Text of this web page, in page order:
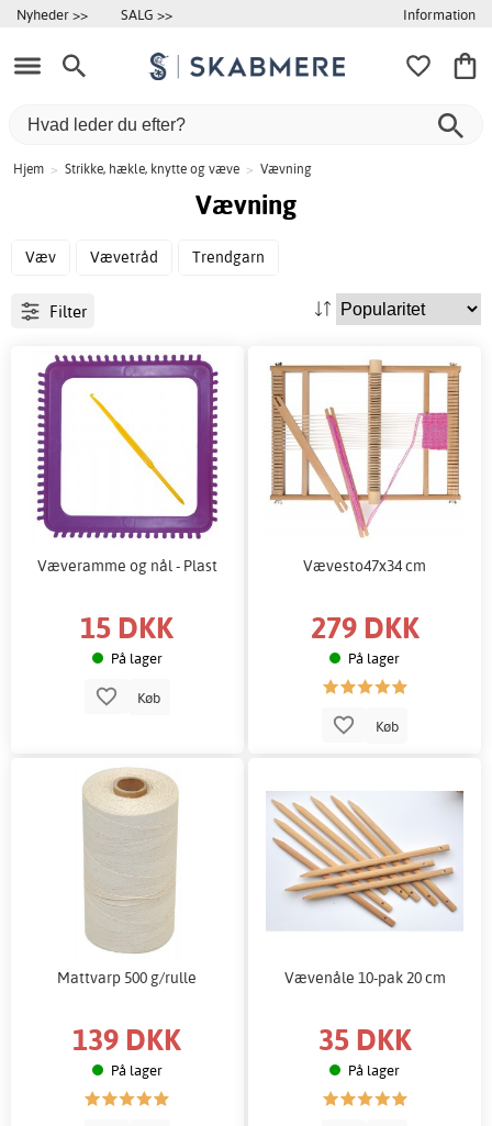
Nyheder >> SALG >> Information
Hjem > Strikke, hækle, knytte og væve > Vævning
Vævning
Væv Vævetråd Trendgarn
Filter
Væveramme og nål - Plast
15 DKK
På lager
Køb
Vævesto47x34 cm
279 DKK
På lager
Køb
Mattvarp 500 g/rulle
139 DKK
På lager
Vævenåle 10-pak 20 cm
35 DKK
På lager